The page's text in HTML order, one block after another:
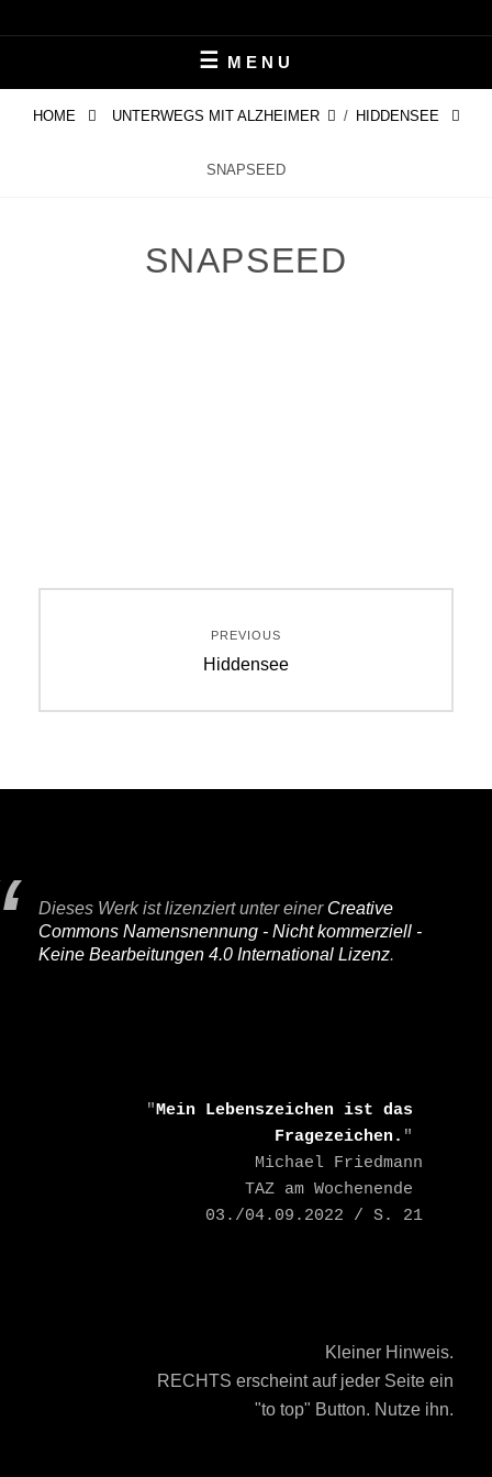
to
PERIFAIR
MENU
HOME UNTERWEGS MIT ALZHEIMER / HIDDENSEE
SNAPSEED
SNAPSEED
PREVIOUS
Previous
Hiddensee
Dieses Werk ist lizenziert unter einer Creative
Commons Namensnennung - Nicht kommerziell -
Keine Bearbeitungen 4.0 International Lizenz.
    "
Mein Lebenszeichen ist das
Fragezeichen. "
03./04.09.2022 / S. 21
Kleiner Hinweis.
RECHTS erscheint auf jeder Seite ein
"to top" Button. Nutze ihn.